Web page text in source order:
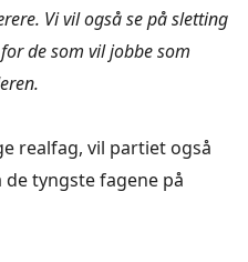
Vi vil også se på sletting
de som vil jobbe som
realfag, vil partiet også
tyngste fagene på